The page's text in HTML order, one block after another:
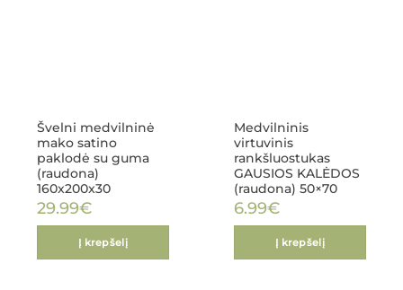
Švelni medvilninė
mako satino
paklodė su guma
(raudona)
160x200x30
29.99€
Į krepšelį
Medvilninis
virtuvinis
rankšluostukas
GAUSIOS KALĖDOS
(raudona) 50×70
6.99€
Į krepšelį